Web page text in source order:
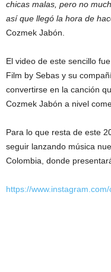
chicas malas, pero no
así que llegó la hora de
Cozmek Jabón.
El video de este sencillo
Film by Sebas y su
convertirse en la canción
Cozmek Jabón a nivel
Para lo que resta de este
seguir lanzando música
Colombia, donde
https://